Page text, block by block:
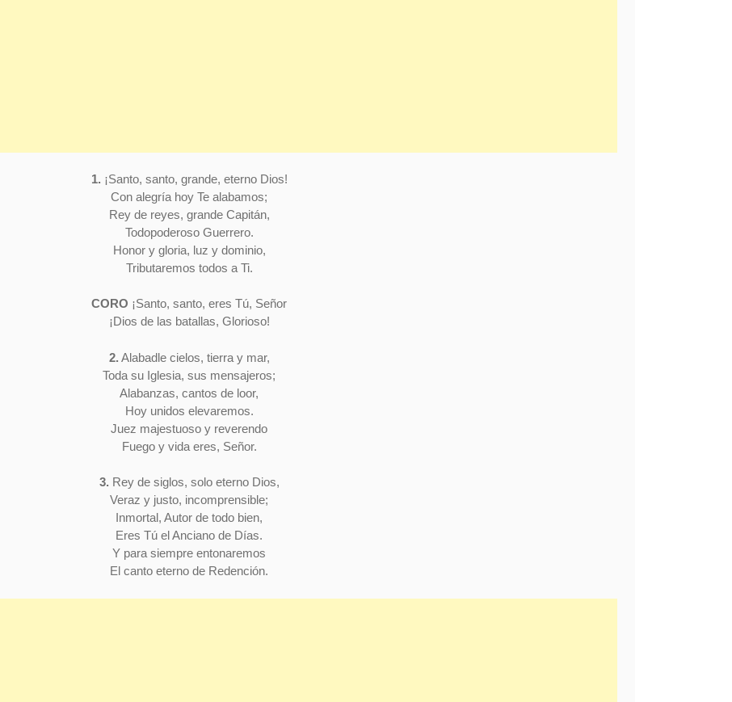
1. ¡Santo, santo, grande, eterno Dios!
Con alegría hoy Te alabamos;
Rey de reyes, grande Capitán,
Todopoderoso Guerrero.
Honor y gloria, luz y dominio,
Tributaremos todos a Ti.
CORO ¡Santo, santo, eres Tú, Señor
¡Dios de las batallas, Glorioso!
2. Alabadle cielos, tierra y mar,
Toda su Iglesia, sus mensajeros;
Alabanzas, cantos de loor,
Hoy unidos elevaremos.
Juez majestuoso y reverendo
Fuego y vida eres, Señor.
3. Rey de siglos, solo eterno Dios,
Veraz y justo, incomprensible;
Inmortal, Autor de todo bien,
Eres Tú el Anciano de Días.
Y para siempre entonaremos
El canto eterno de Redención.